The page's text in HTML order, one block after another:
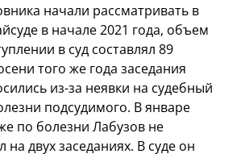
начали рассматривать в
в начале 2021 года, объем
в суд составлял 89
того же года заседания
из-за неявки на судебный
подсудимого. В январе
по болезни Лабузов не
на двух заседаниях. В суде он